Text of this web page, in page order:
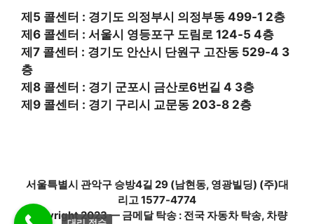
제5 콜센터 : 경기도 의정부시 의정부동 499-1 2층
제6 콜센터 : 서울시 영등포구 도림로 124-5 4층
제7 콜센터 : 경기도 안산시 단원구 고잔동 529-4 3
층
제8 콜센터 : 경기 군포시 금산로6번길 4 3층
제9 콜센터 : 경기 구리시 교문동 203-8 2층
서울특별시 관악구 승방4길 29 (남현동, 영광빌딩) (주)대
리고 1577-4774
Copyright 2023 — 금메달 탁송 : 전국 자동차 탁송, 차량